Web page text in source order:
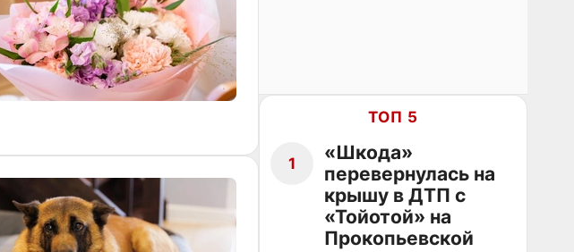
ТОП 5
1
«Шкода»
перевернулась на
крышу в ДТП с
«Тойотой» на
Прокопьевской